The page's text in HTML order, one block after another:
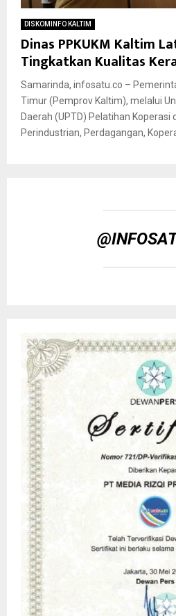
DISKOMINFO KALTIM
Dinas PPKUKM Kaltim
Tingkatkan Kualitas
Samarinda, infosatu.co –
Timur (Pemprov Kaltim), melalui
Daerah (UPTD) Pelatihan Koperasi
Perindustrian, Perdagangan,